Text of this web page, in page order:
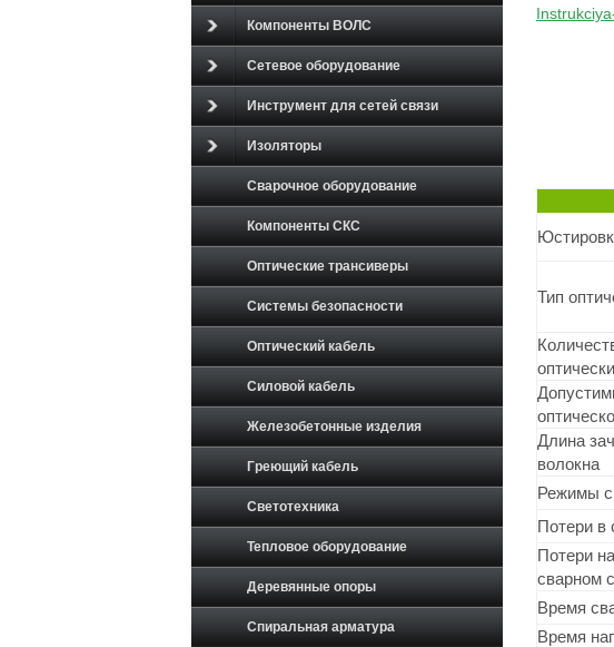
Тип
Длина
волокна
Режимы
Потери в
Потери
сварном
Время
Время
Компоненты ВОЛС
Сетевое оборудование
Инструмент для сетей связи
Изоляторы
Сварочное оборудование
Компоненты СКС
Оптические трансиверы
Системы безопасности
Оптический кабель
Силовой кабель
Железобетонные изделия
Греющий кабель
Светотехника
Тепловое оборудование
Деревянные опоры
Спиральная арматура